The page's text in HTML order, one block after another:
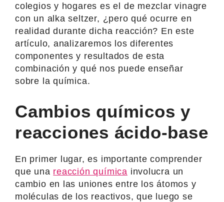
colegios y hogares es el de mezclar vinagre
con un alka seltzer, ¿pero qué ocurre en
realidad durante dicha reacción? En este
artículo, analizaremos los diferentes
componentes y resultados de esta
combinación y qué nos puede enseñar
sobre la química.
Cambios químicos y
reacciones ácido-base
En primer lugar, es importante comprender
que una reacción química involucra un
cambio en las uniones entre los átomos y
moléculas de los reactivos, que luego se